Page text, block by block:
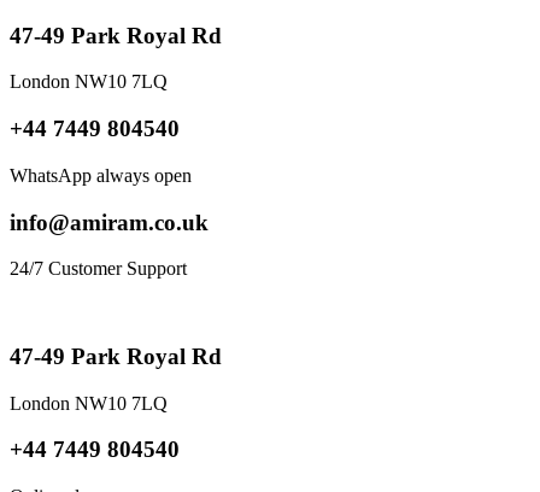
47-49 Park Royal Rd
London NW10 7LQ
+44 7449 804540
WhatsApp always open
info@amiram.co.uk
24/7 Customer Support
47-49 Park Royal Rd
London NW10 7LQ
+44 7449 804540